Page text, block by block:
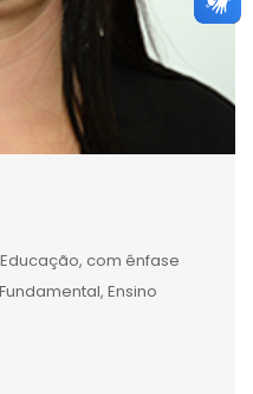
com ênfase
Ensino